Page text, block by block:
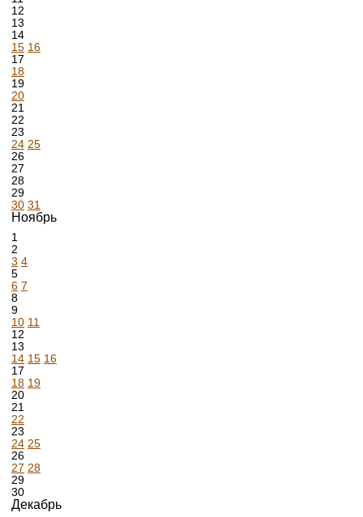
12
13
14
15 16
17
18
19
20
21
22
23
24 25
26
27
28
29
30 31
Ноябрь
1
2
3 4
5
6 7
8
9
10 11
12
13
14 15 16
17
18 19
20
21
22
23
24 25
26
27 28
29
30
Декабрь